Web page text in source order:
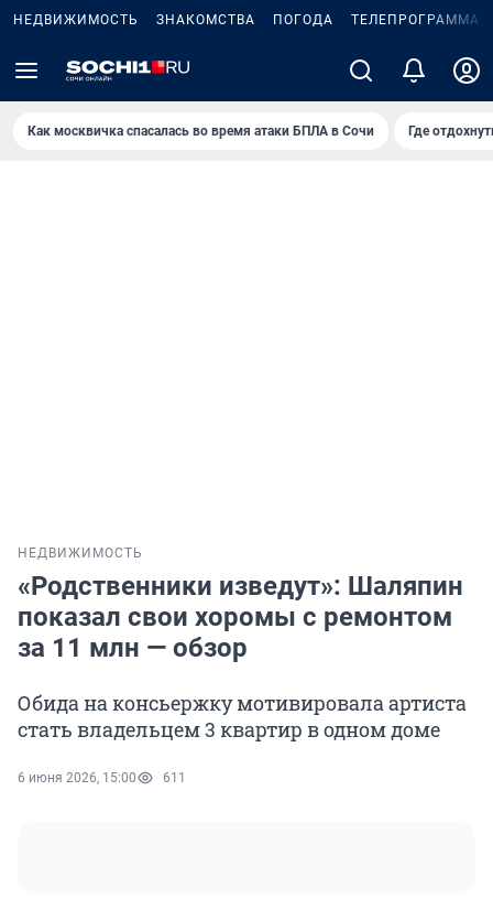
НЕДВИЖИМОСТЬ ЗНАКОМСТВА ПОГОДА ТЕЛЕПРОГРАММА
Как москвичка спасалась во время атаки БПЛА в Сочи Где
НЕДВИЖИМОСТЬ
«Родственники изведут»: Шаляпин
показал свои хоромы с ремонтом
за 11 млн — обзор
Обида на консьержку мотивировала артиста
стать владельцем 3 квартир в одном доме
6 июня 2026, 15:00 611